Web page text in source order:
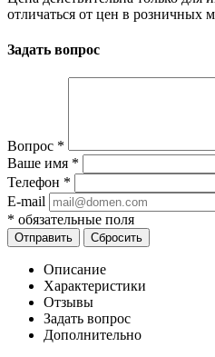
отличаться от цен в розничных
Задать вопрос
Вопрос *
Ваше имя *
Телефон *
E-mail
* обязательные поля
Сбросить
Описание
Характеристики
Отзывы
Задать вопрос
Дополнительно